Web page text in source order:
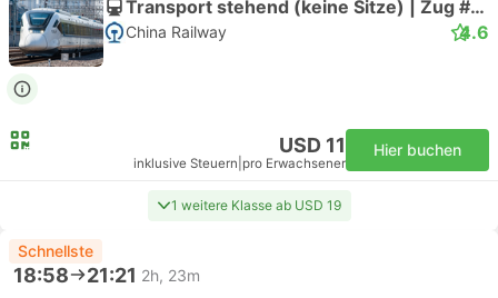
Transport stehend (keine Sitze) | Zug #Z167
China Railway 4.6
USD 11
inklusive Steuern pro Erwachsener
Hier buchen
1 weitere Klasse ab USD 19
Schnellste
18:58 21:21 2h, 23m